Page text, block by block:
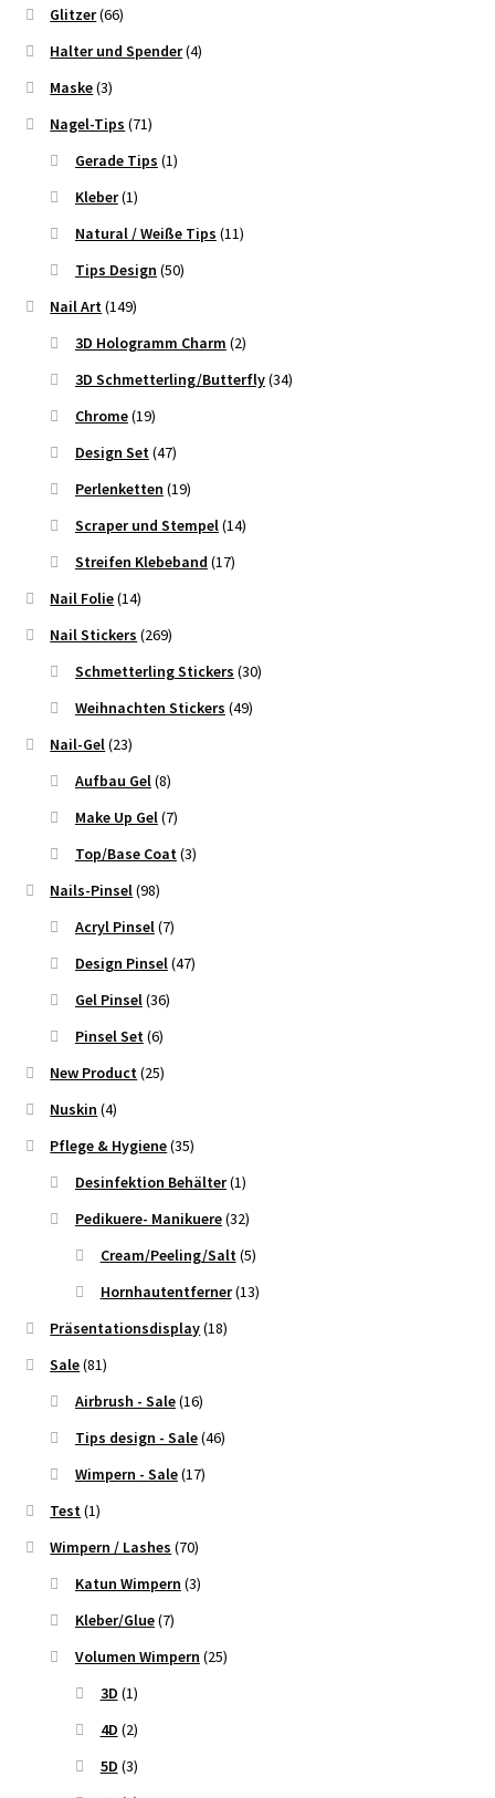
Glitzer(66)
Halter und Spender(4)
Maske(3)
Nagel-Tips (71)
Gerade Tips (1)
Kleber(1)
Natural / Weiße Tips (11)
Tips Design (50)
Nail Art(149)
3D Hologramm Charm (2)
3D Schmetterling/Butterfly(34)
Chrome(19)
Design Set(47)
Perlenketten (19)
Scraper und Stempel(14)
Streifen Klebeband (17)
Nail Folie(14)
Nail Stickers (269)
Schmetterling Stickers (30)
Weihnachten Stickers (49)
Nail-Gel(23)
Aufbau Gel(8)
Make Up Gel(7)
Top/Base Coat(3)
Nails-Pinsel(98)
Acryl Pinsel(7)
Design Pinsel(47)
Gel Pinsel(36)
Pinsel Set(6)
New Product(25)
Nuskin (4)
Pflege & Hygiene(35)
Desinfektion Behälter(1)
Pedikuere- Manikuere(32)
Cream/Peeling/Salt(5)
Hornhautentferner(13)
Präsentationsdisplay(18)
Sale(81)
Airbrush - Sale(16)
Tips design - Sale(46)
Wimpern - Sale(17)
Test(1)
Wimpern / Lashes (70)
Katun Wimpern (3)
Kleber/Glue(7)
Volumen Wimpern (25)
3D (1)
4D (2)
5D (3)